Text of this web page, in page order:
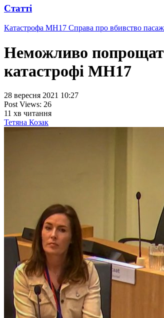
Статті
Катастрофа MH17 Справа про вбивство
Неможливо
катастрофі МН17
28 вересня 2021 10:27
Post Views: 26
11 хв читання
Тетяна Козак